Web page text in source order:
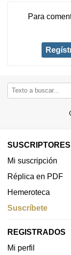
Para
SUSCRIPTORES
Mi suscripción
Réplica en PDF
Hemeroteca
Suscríbete
REGISTRADOS
Mi perfil